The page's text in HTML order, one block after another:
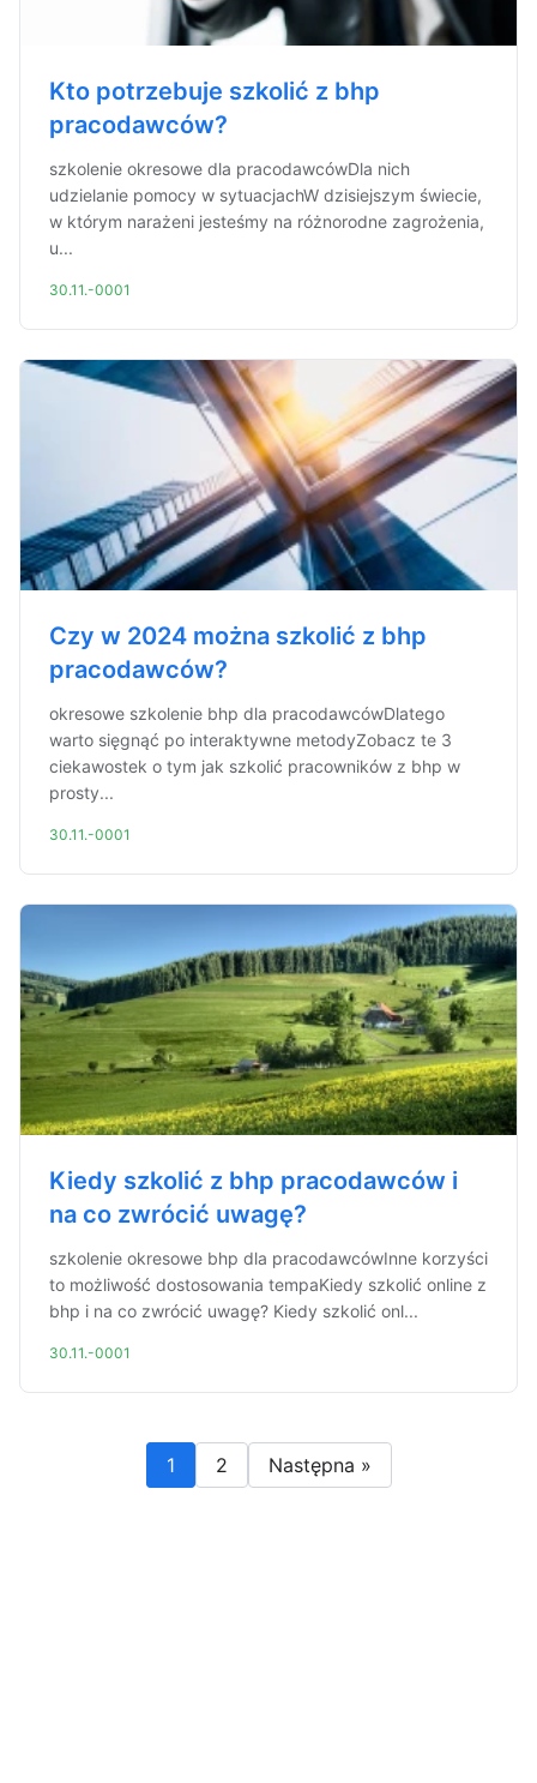
Kto potrzebuje szkolić z bhp
pracodawców?
szkolenie okresowe dla pracodawcówDla nich
udzielanie pomocy w sytuacjachW dzisiejszym świecie,
w którym narażeni jesteśmy na różnorodne zagrożenia,
u...
30.11.-0001
Czy w 2024 można szkolić z bhp
pracodawców?
okresowe szkolenie bhp dla pracodawcówDlatego
warto sięgnąć po interaktywne metodyZobacz te 3
ciekawostek o tym jak szkolić pracowników z bhp w
prosty...
30.11.-0001
Kiedy szkolić z bhp pracodawców i
na co zwrócić uwagę?
szkolenie okresowe bhp dla pracodawcówInne korzyści
to możliwość dostosowania tempaKiedy szkolić online z
bhp i na co zwrócić uwagę? Kiedy szkolić onl...
30.11.-0001
1 2 Następna »